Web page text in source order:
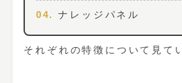
ナレッジパネル
それぞれの特徴について見て